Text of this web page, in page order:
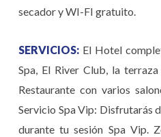
secador y WI-FI gratuito.
SERVICIOS: El Hotel
Spa, El River Club, la
Restaurante con varios
Servicio Spa Vip: Disfrutarás
durante tu sesión Spa Vip.